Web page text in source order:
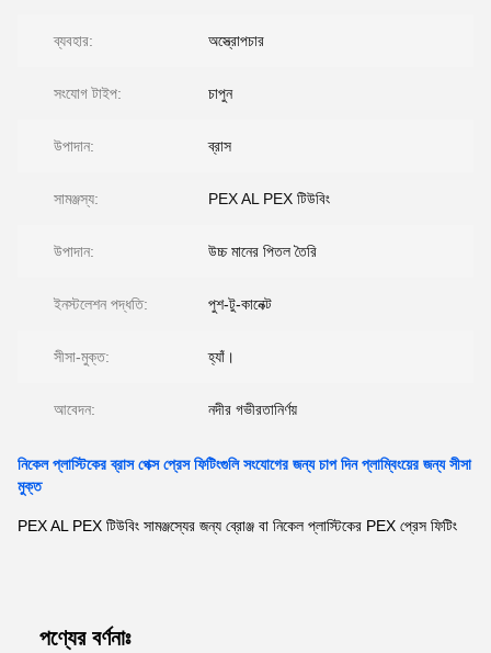
ব্যবহার: অস্ত্রোপচার
সংযোগ টাইপ: চাপুন
উপাদান: ব্রাস
সামঞ্জস্য: PEX AL PEX টিউবিং
উপাদান: উচ্চ মানের পিতল তৈরি
ইনস্টলেশন পদ্ধতি: পুশ-টু-কানেক্ট
সীসা-মুক্ত: হ্যাঁ।
আবেদন: নদীর গভীরতানির্ণয়
নিকেল প্লাস্টিকের ব্রাস পেক্স প্রেস ফিটিংগুলি সংযোগের জন্য চাপ দিন প্লাম্বিংয়ের জন্য সীসা
মুক্ত
PEX AL PEX টিউবিং সামঞ্জস্যের জন্য ব্রোঞ্জ বা নিকেল প্লাস্টিকের PEX প্রেস ফিটিং
পণ্যের বর্ণনাঃ